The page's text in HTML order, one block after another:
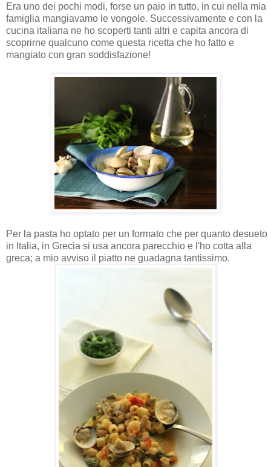
Era uno dei pochi modi, forse un paio in tutto, in cui nella mia
famiglia mangiavamo le vongole. Successivamente e con la
cucina italiana ne ho scoperti tanti altri e capita ancora di
scoprirne qualcuno come questa ricetta che ho fatto e
mangiato con gran soddisfazione!
Per la pasta ho optato per un formato che per quanto desueto
in Italia, in Grecia si usa ancora parecchio e l'ho cotta alla
greca; a mio avviso il piatto ne guadagna tantissimo.